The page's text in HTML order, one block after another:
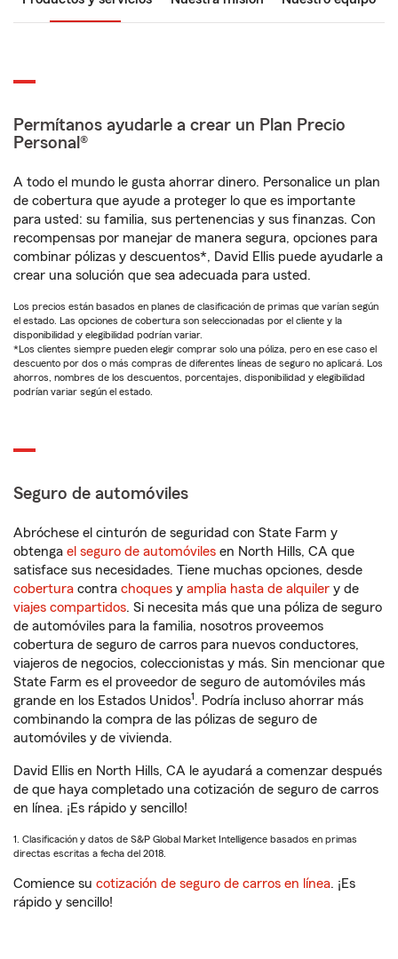
Permítanos ayudarle a crear un Plan Precio
Personal®
A todo el mundo le gusta ahorrar dinero. Personalice un plan
de cobertura que ayude a proteger lo que es importante
para usted: su familia, sus pertenencias y sus finanzas. Con
recompensas por manejar de manera segura, opciones para
combinar pólizas y descuentos*, David Ellis puede ayudarle a
crear una solución que sea adecuada para usted.
Los precios están basados en planes de clasificación de primas que varían según
el estado. Las opciones de cobertura son seleccionadas por el cliente y la
disponibilidad y elegibilidad podrían variar.
*Los clientes siempre pueden elegir comprar solo una póliza, pero en ese caso el
descuento por dos o más compras de diferentes líneas de seguro no aplicará. Los
ahorros, nombres de los descuentos, porcentajes, disponibilidad y elegibilidad
podrían variar según el estado.
Seguro de automóviles
Abróchese el cinturón de seguridad con State Farm y
obtenga el seguro de automóviles en North Hills, CA que
satisface sus necesidades. Tiene muchas opciones, desde
cobertura contra choques y amplia hasta de alquiler y de
viajes compartidos. Si necesita más que una póliza de seguro
de automóviles para la familia, nosotros proveemos
cobertura de seguro de carros para nuevos conductores,
viajeros de negocios, coleccionistas y más. Sin mencionar que
State Farm es el proveedor de seguro de automóviles más
grande en los Estados Unidos1 . Podría incluso ahorrar más
combinando la compra de las pólizas de seguro de
automóviles y de vivienda.
David Ellis en North Hills, CA le ayudará a comenzar después
de que haya completado una cotización de seguro de carros
en línea. ¡Es rápido y sencillo!
1. Clasificación y datos de S&P Global Market Intelligence basados en primas
directas escritas a fecha del 2018.
Comience su cotización de seguro de carros en línea. ¡Es
rápido y sencillo!